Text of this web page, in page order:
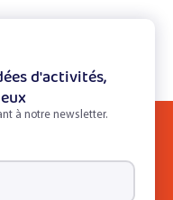
d'activités,
à notre newsletter.